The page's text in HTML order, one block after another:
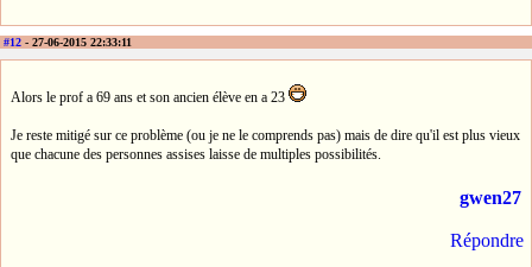
#12 - 27-06-2015 22:33:11
Alors le prof a 69 ans et son ancien élève en a 23
Je reste mitigé sur ce problème (ou je ne le comprends pas) mais de dire qu'il est plus vieux
que chacune des personnes assises laisse de multiples possibilités.
gwen27
Répondre